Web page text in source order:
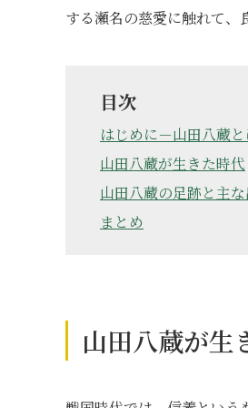
する瀬名の慈愛に触れて、
目次
はじめに－山田八蔵
山田八蔵が生きた時代
山田八蔵の足跡と主
まとめ
山田八蔵が生